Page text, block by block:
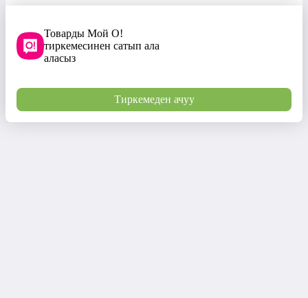
Товарды Мой О!
тиркемесинен сатып ала
аласыз
Тиркемеден ачуу